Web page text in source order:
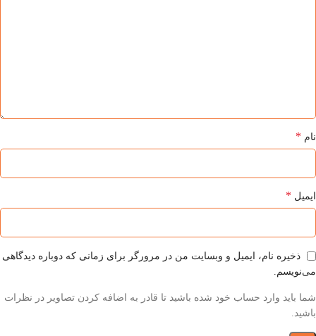
نام *
ایمیل *
ذخیره نام، ایمیل و وبسایت من در مرورگر برای زمانی که دوباره دیدگاهی
می‌نویسم.
شما باید وارد حساب خود شده باشید تا قادر به اضافه کردن تصاویر در نظرات
باشید.